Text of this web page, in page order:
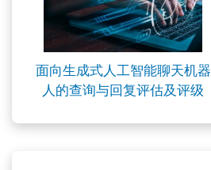
面向生成式人工智能聊天机器
人的查询与回复评估及评级